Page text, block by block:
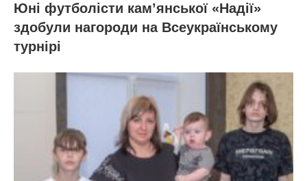
Юні футболісти кам’янської «Надії»
здобули нагороди на Всеукраїнському
турнірі